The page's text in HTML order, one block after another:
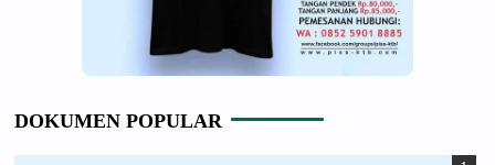
DOKUMEN POPULAR